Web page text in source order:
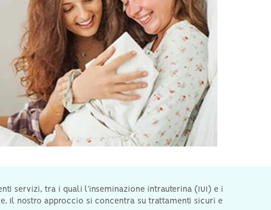
servizi, tra i quali l’inseminazione intrauterina (IUI) e i
Il nostro approccio si concentra su trattamenti sicuri e